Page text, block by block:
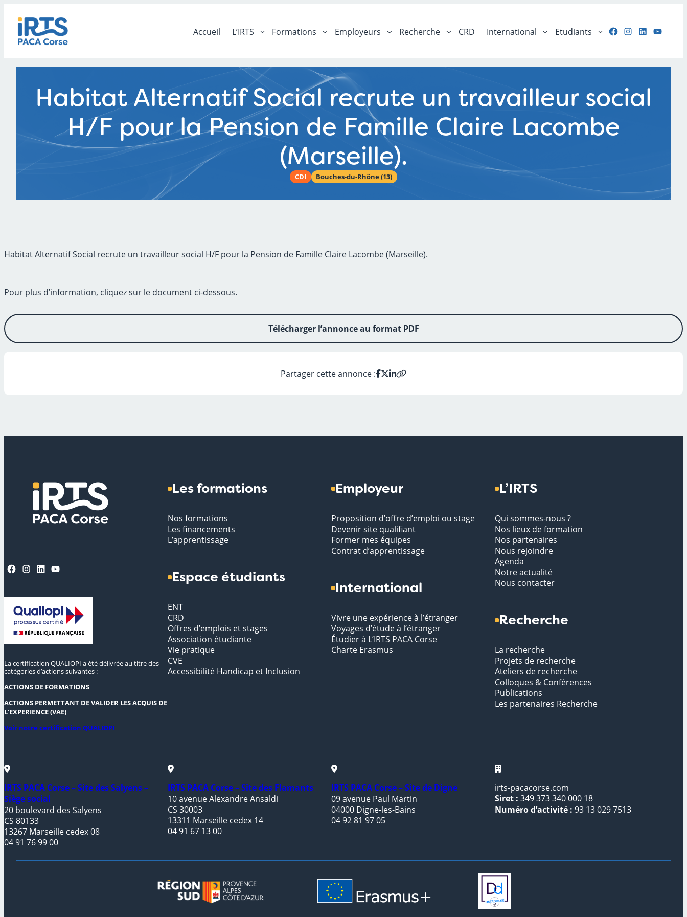
contenu
Accueil L’IRTS Formations Employeurs Recherche CRD International Etudiants Facebook
Instagram
LinkedIn
Habitat Alternatif Social recrute un travailleur social
H/F pour la Pension de Famille Claire Lacombe
(Marseille).
CDI Bouches-du-Rhône (13)
Habitat Alternatif Social recrute un travailleur social H/F pour la Pension de Famille Claire Lacombe (Marseille).
Pour plus d’information, cliquez sur le document ci-dessous.
Télécharger l’annonce au format PDF
Partager cette annonce :
Facebook Instagram LinkedIn YouTube
La certification QUALIOPI a été délivrée au titre des
catégories d’actions suivantes :
ACTIONS DE FORMATIONS
ACTIONS PERMETTANT DE VALIDER LES ACQUIS DE
L’EXPERIENCE (VAE)
Voir notre certification QUALIOPI
Les formations
Nos formations
Les financements
L’apprentissage
Espace étudiants
ENT
CRD
Offres d’emplois et stages
Association étudiante
Vie pratique
CVE
Accessibilité Handicap et Inclusion
Employeur
Proposition d’offre d’emploi ou stage
Devenir site qualifiant
Former mes équipes
Contrat d’apprentissage
International
Vivre une expérience à l’étranger
Voyages d’étude à l’étranger
Étudier à L’IRTS PACA Corse
Charte Erasmus
L’IRTS
Qui sommes-nous ?
Nos lieux de formation
Nos partenaires
Nous rejoindre
Agenda
Notre actualité
Nous contacter
Recherche
La recherche
Projets de recherche
Ateliers de recherche
Colloques & Conférences
Publications
Les partenaires Recherche
IRTS PACA Corse – Site des Salyens –
Siège social
20 boulevard des Salyens
CS 80133
13267 Marseille cedex 08
04 91 76 99 00
IRTS PACA Corse – Site des Flamants
10 avenue Alexandre Ansaldi
CS 30003
13311 Marseille cedex 14
04 91 67 13 00
IRTS PACA Corse – Site de Digne
09 avenue Paul Martin
04000 Digne-les-Bains
04 92 81 97 05
irts-pacacorse.com
Siret : 349 373 340 000 18
Numéro d’activité : 93 13 029 7513